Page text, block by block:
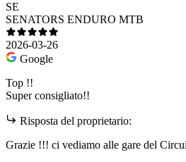
SE
SENATORS ENDURO MTB
2026-03-26
Google
Top !!
Super consigliato!!
Risposta del proprietario:
Grazie !!! ci vediamo alle gare del